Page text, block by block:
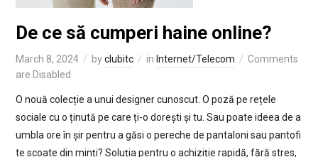
De ce să cumperi haine online?
March 8, 2024 byclubitc in Internet/Telecom
Comments
are Disabled
O nouă colecție a unui designer cunoscut. O poză pe rețele
sociale cu o ținută pe care ți-o dorești și tu. Sau poate ideea de a
umbla ore în șir pentru a găsi o pereche de pantaloni sau pantofi
te scoate din minți? Soluția pentru o achiziție rapidă, fără stres,